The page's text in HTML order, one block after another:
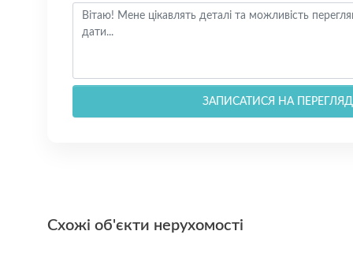
ЗАПИСАТИСЯ НА ПЕРЕГЛЯД
Схожі об'єкти нерухомості